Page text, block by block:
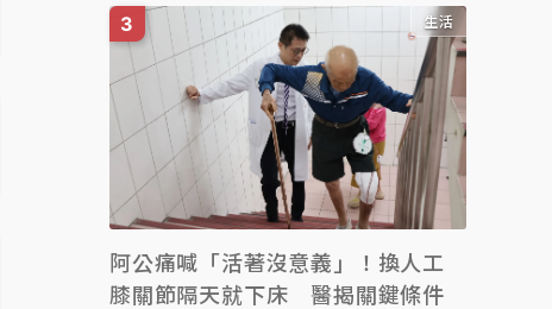
生活
阿公痛喊「活著沒意義」！換人工
膝關節隔天就下床 醫揭關鍵條件